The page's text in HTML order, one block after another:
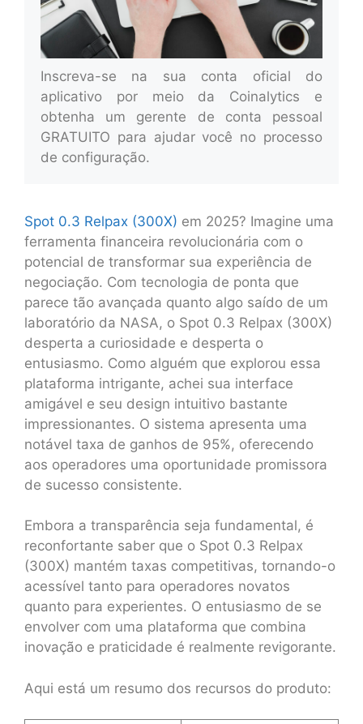
Inscreva-se na sua conta oficial do
aplicativo por meio da Coinalytics e
obtenha um gerente de conta pessoal
GRATUITO para ajudar você no processo
de configuração.
Spot 0.3 Relpax (300X) em 2025? Imagine uma
ferramenta financeira revolucionária com o
potencial de transformar sua experiência de
negociação. Com tecnologia de ponta que
parece tão avançada quanto algo saído de um
laboratório da NASA, o Spot 0.3 Relpax (300X)
desperta a curiosidade e desperta o
entusiasmo. Como alguém que explorou essa
plataforma intrigante, achei sua interface
amigável e seu design intuitivo bastante
impressionantes. O sistema apresenta uma
notável taxa de ganhos de 95%, oferecendo
aos operadores uma oportunidade promissora
de sucesso consistente.
Embora a transparência seja fundamental, é
reconfortante saber que o Spot 0.3 Relpax
(300X) mantém taxas competitivas, tornando-o
acessível tanto para operadores novatos
quanto para experientes. O entusiasmo de se
envolver com uma plataforma que combina
inovação e praticidade é realmente revigorante.
Aqui está um resumo dos recursos do produto: